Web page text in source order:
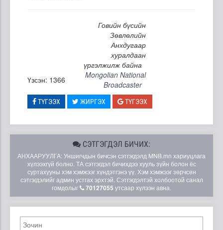
Говийн бүсийн
Зөвлөлийн
Анхдугаар
хуралдаан
үргэлжилж байна
Үзсэн: 1366
Mongolian National
Broadcaster
ТҮГЭЭХ ЖИРГЭХ ТҮГЭЭХ
СЭТГЭГДЭЛ БИЧИХ:
АНХААРУУЛГА: Уншигчдын бичсэн сэтгэгдэлд MNB.mn хариуцлага
хүлээхгүй болно. ТА сэтгэгдэл бичихдээ хууль зүйн болон ёс
суртахууны хэм хэмжээг хүндэтгэнэ үү. Хэм хэмжээг зөрчсөн
сэтгэгдэлийг админ устгах эрхтэй. Сэтгэгдэлтэй холбоотой санал
гомдолыг
70127055 утсаар хүлээн авна.